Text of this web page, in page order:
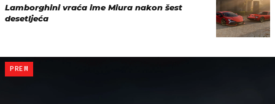
Lamborghini vraća ime Miura nakon šest
desetljeća
PREM